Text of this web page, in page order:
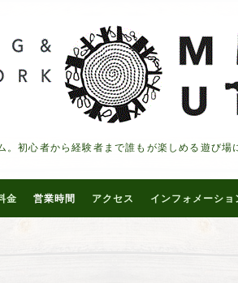
。初心者から経験者まで誰もが楽しめる遊び場
金 営業時間 アクセス インフォメーショ